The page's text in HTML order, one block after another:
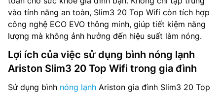
vào tính năng an toàn, Slim3 20 Top Wifi còn tích hợp
công nghệ ECO EVO thông minh, giúp tiết kiệm năng
lượng mà không ảnh hưởng đến hiệu suất làm nóng.
Lợi ích của việc sử dụng bình nóng lạnh
Ariston Slim3 20 Top Wifi trong gia đình
Sử dụng bình nóng lạnh Ariston gia đình Slim3 20 Top